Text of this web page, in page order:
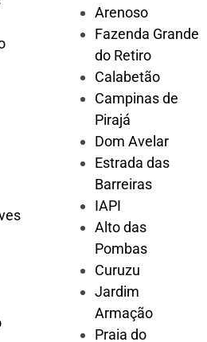
Arenoso
Fazenda Grande
do Retiro
Calabetão
Campinas de
Pirajá
Dom Avelar
Estrada das
Barreiras
IAPI
Alto das
Pombas
Curuzu
Jardim
Armação
Praia do